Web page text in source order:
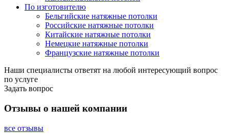
По изготовителю
Бельгийские натяжные потолки
Российские натяжные потолки
Китайские натяжные потолки
Немецкие натяжные потолки
Французские натяжные потолки
Наши специалисты ответят на любой интересующий вопрос
по услуге
Задать вопрос
Отзывы о нашей компании
все отзывы